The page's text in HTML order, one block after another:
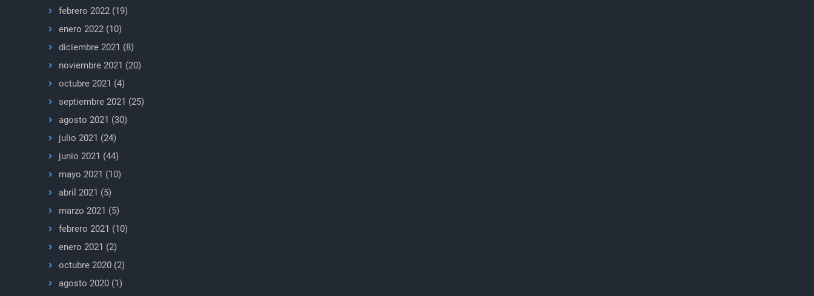
febrero 2022 (19)
enero 2022 (10)
diciembre 2021 (8)
noviembre 2021 (20)
octubre 2021 (4)
septiembre 2021 (25)
agosto 2021 (30)
julio 2021 (24)
junio 2021 (44)
mayo 2021 (10)
abril 2021 (5)
marzo 2021 (5)
febrero 2021 (10)
enero 2021 (2)
octubre 2020 (2)
agosto 2020 (1)